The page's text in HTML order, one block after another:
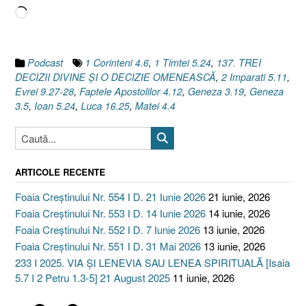
Încarc...
Podcast 1 Corinteni 4.6, 1 Timtei 5.24, 137. TREI
DECIZII DIVINE ŞI O DECIZIE OMENEASCĂ, 2 Imparati 5.11,
Evrei 9.27-28, Faptele Apostolilor 4.12, Geneza 3.19, Geneza
3.5, Ioan 5.24, Luca 16.25, Matei 4.4
ARTICOLE RECENTE
Foaia Creștinului Nr. 554 I D. 21 Iunie 202621 iunie, 2026
Foaia Creștinului Nr. 553 I D. 14 Iunie 2026 14 iunie, 2026
Foaia Creștinului Nr. 552 I D. 7 Iunie 2026 13 iunie, 2026
Foaia Creștinului Nr. 551 I D. 31 Mai 2026 13 iunie, 2026
233 I 2025. VIA ȘI LENEVIA SAU LENEA SPIRITUALĂ [Isaia
5.7 I 2 Petru 1.3-5] 21 August 2025 11 iunie, 2026